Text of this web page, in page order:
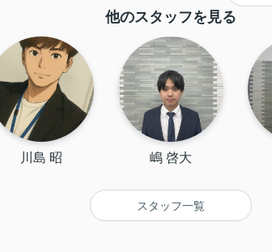
他のスタッフを見る
川島 昭 嶋 啓大
スタッフ一覧